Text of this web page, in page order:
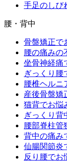
手足のしび
腰・背中
骨盤矯正で
腰の痛みの
坐骨神経痛
ぎっくり腰
腰椎ヘルニ
産後骨盤矯
猫背でお悩
ぎっくり背
腰部脊柱管
背中の痛み
仙腸関節炎
反り腰でお